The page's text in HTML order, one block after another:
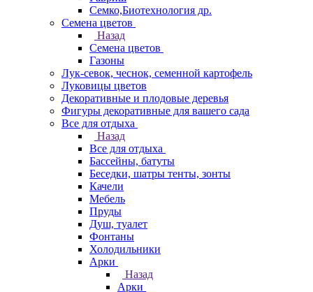
Семко,Биотехнология др.
Семена цветов
Назад
Семена цветов
Газоны
Лук-севок, чеснок, семенной картофель
Луковицы цветов
Декоративные и плодовые деревья
Фигуры декоративные для вашего сада
Все для отдыха
Назад
Все для отдыха
Бассейны, батуты
Беседки, шатры тенты, зонты
Качели
Мебель
Пруды
Душ, туалет
Фонтаны
Холодильники
Арки
Назад
Арки